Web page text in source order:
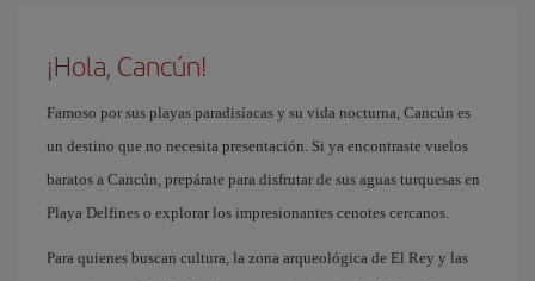
¡Hola, Cancún!
Famoso por sus playas paradisíacas y su vida nocturna, Cancún es
un destino que no necesita presentación. Si ya encontraste vuelos
baratos a Cancún, prepárate para disfrutar de sus aguas turquesas en
Playa Delfines o explorar los impresionantes cenotes cercanos.
Para quienes buscan cultura, la zona arqueológica de El Rey y las